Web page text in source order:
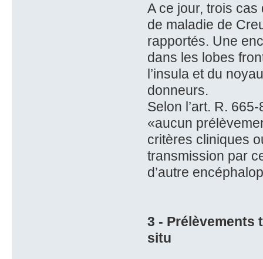
A ce jour, trois
de maladie de
rapportés. Une
dans les lobes
l’insula et du
donneurs.
Selon l’art. R.
«aucun
critères cliniques
transmission par
d’autre
3 - Prélèvements
situ